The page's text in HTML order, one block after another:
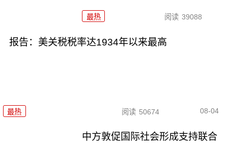
最热 阅读 39088
报告：美关税税率达1934年以来最高
最热 阅读 50674 08-04
中方敦促国际社会形成支持联合